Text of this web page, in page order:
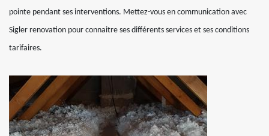
pointe pendant ses interventions. Mettez-vous en communication avec
Sigler renovation pour connaitre ses différents services et ses conditions
tarifaires.